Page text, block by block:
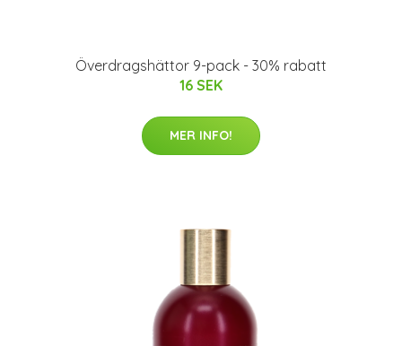
Överdragshättor 9-pack - 30% rabatt
16 SEK
MER INFO!